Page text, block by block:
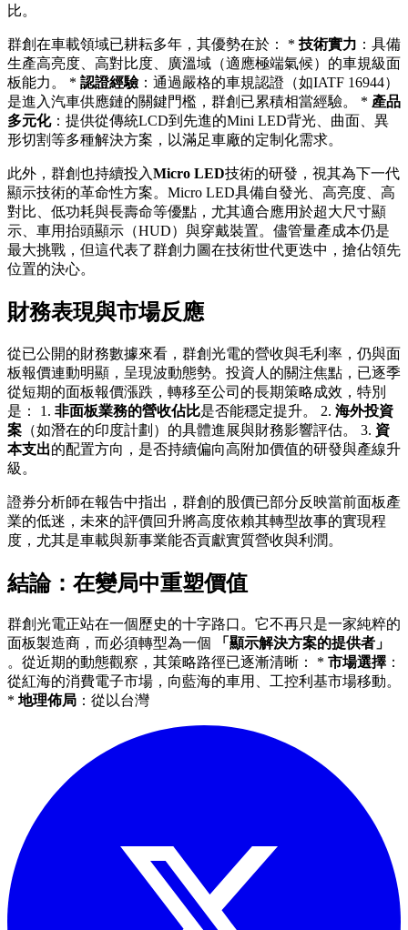
比。
群創在車載領域已耕耘多年，其優勢在於： * 技術實力 ：具備
生產高亮度、高對比度、廣溫域（適應極端氣候）的車規級面
板能力。 * 認證經驗：通過嚴格的車規認證（如IATF 16944）
是進入汽車供應鏈的關鍵門檻，群創已累積相當經驗。 * 產品
多元化：提供從傳統LCD到先進的Mini LED背光、曲面、異
形切割等多種解決方案，以滿足車廠的定制化需求。
此外，群創也持續投入Micro LED技術的研發，視其為下一代
顯示技術的革命性方案。Micro LED具備自發光、高亮度、高
對比、低功耗與長壽命等優點，尤其適合應用於超大尺寸顯
示、車用抬頭顯示（HUD）與穿戴裝置。儘管量產成本仍是
最大挑戰，但這代表了群創力圖在技術世代更迭中，搶佔領先
位置的決心。
財務表現與市場反應
從已公開的財務數據來看，群創光電的營收與毛利率，仍與面
板報價連動明顯，呈現波動態勢。投資人的關注焦點，已逐季
從短期的面板報價漲跌，轉移至公司的長期策略成效，特別
是： 1. 非面板業務的營收佔比是否能穩定提升。 2. 海外投資
案 （如潛在的印度計劃）的具體進展與財務影響評估。 3. 資
本支出的配置方向，是否持續偏向高附加價值的研發與產線升
級。
證券分析師在報告中指出，群創的股價已部分反映當前面板產
業的低迷，未來的評價回升將高度依賴其轉型故事的實現程
度，尤其是車載與新事業能否貢獻實質營收與利潤。
結論：在變局中重塑價值
群創光電正站在一個歷史的十字路口。它不再只是一家純粹的
面板製造商，而必須轉型為一個
「顯示解決方案的提供者」
。從近期的動態觀察，其策略路徑已逐漸清晰： * 市場選擇 ：
從紅海的消費電子市場，向藍海的車用、工控利基市場移動。
* 地理佈局 ：從以台灣